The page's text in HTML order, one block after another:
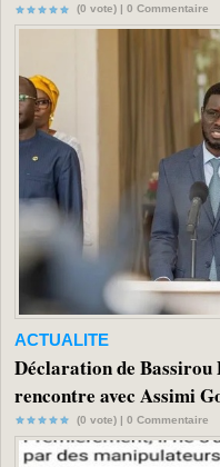
(0 vote) | 0 Commentaire
ACTUALITE
Déclaration de Bassirou
rencontre avec Assimi
(0 vote) | 0 Commentaire